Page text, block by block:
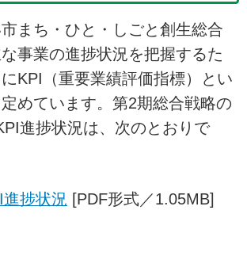
まち・ひと・しごと創生総合
事業の進捗状況を把握するた
KPI（重要業績評価指標）とい
めています。第2期総合戦略の
進捗状況は、次のとおりで
捗状況 [PDF形式／1.05MB]